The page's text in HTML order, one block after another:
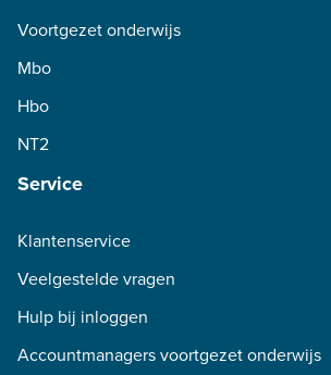
Voortgezet onderwijs
Mbo
Hbo
NT2
Service
Klantenservice
Veelgestelde vragen
Hulp bij inloggen
Accountmanagers voortgezet onderwijs